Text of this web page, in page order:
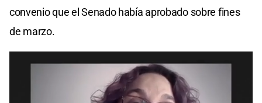
convenio que el Senado había aprobado sobre fines
de marzo.